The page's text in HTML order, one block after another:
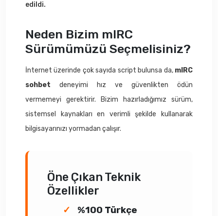
edildi.
Neden Bizim mIRC
Sürümümüzü Seçmelisiniz?
İnternet üzerinde çok sayıda script bulunsa da, mIRC
sohbet deneyimi hız ve güvenlikten ödün
vermemeyi gerektirir. Bizim hazırladığımız sürüm,
sistemsel kaynakları en verimli şekilde kullanarak
bilgisayarınızı yormadan çalışır.
Öne Çıkan Teknik
Özellikler
%100 Türkçe